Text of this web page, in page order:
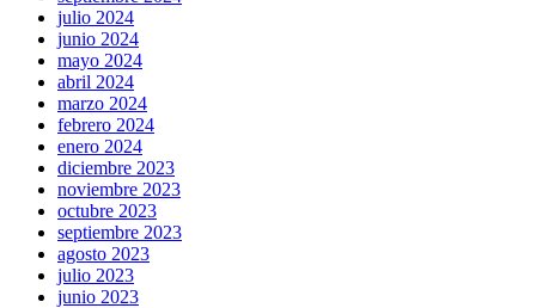
julio 2024
junio 2024
mayo 2024
abril 2024
marzo 2024
febrero 2024
enero 2024
diciembre 2023
noviembre 2023
octubre 2023
septiembre 2023
agosto 2023
julio 2023
junio 2023